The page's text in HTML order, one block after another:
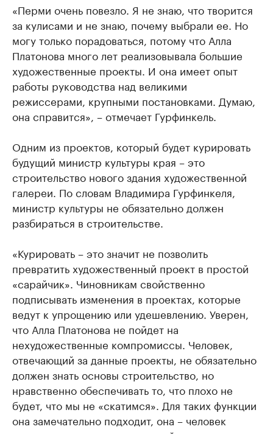
«Перми очень повезло. Я не знаю, что творится
за кулисами и не знаю, почему выбрали ее. Но
могу только порадоваться, потому что Алла
Платонова много лет реализовывала большие
художественные проекты. И она имеет опыт
работы руководства над великими
режиссерами, крупными постановками. Думаю,
она справится», – отмечает Гурфинкель.
Одним из проектов, который будет курировать
будущий министр культуры края – это
строительство нового здания художественной
галереи. По словам Владимира Гурфинкеля,
министр культуры не обязательно должен
разбираться в строительстве.
«Курировать – это значит не позволить
превратить художественный проект в простой
«сарайчик». Чиновникам свойственно
подписывать изменения в проектах, которые
ведут к упрощению или удешевлению. Уверен,
что Алла Платонова не пойдет на
нехудожественные компромиссы. Человек,
отвечающий за данные проекты, не обязательно
должен знать основы строительство, но
нравственно обеспечивать то, что плохо не
будет, что мы не «скатимся». Для таких функции
она замечательно подходит, она – человек